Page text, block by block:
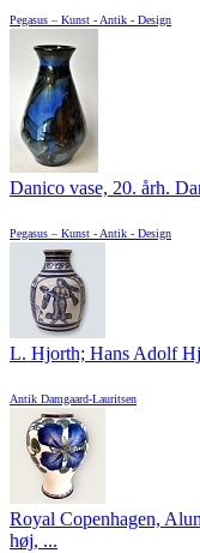
Pegasus – Kunst - Antik - Design
Danico vase, 20. årh.
Pegasus – Kunst - Antik - Design
L. Hjorth; Hans Adolf
Antik Damgaard-Lauritsen
Royal Copenhagen,
høj, ...